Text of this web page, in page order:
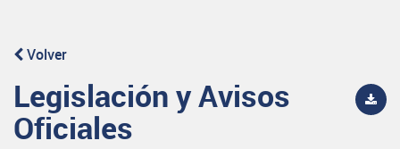
Volver
Legislación y Avisos
Oficiales